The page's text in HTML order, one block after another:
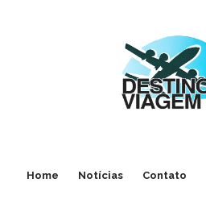
Home Notícias Contato